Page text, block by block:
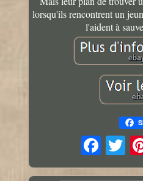
lorsqu'ils rencontrent un
l'aident à